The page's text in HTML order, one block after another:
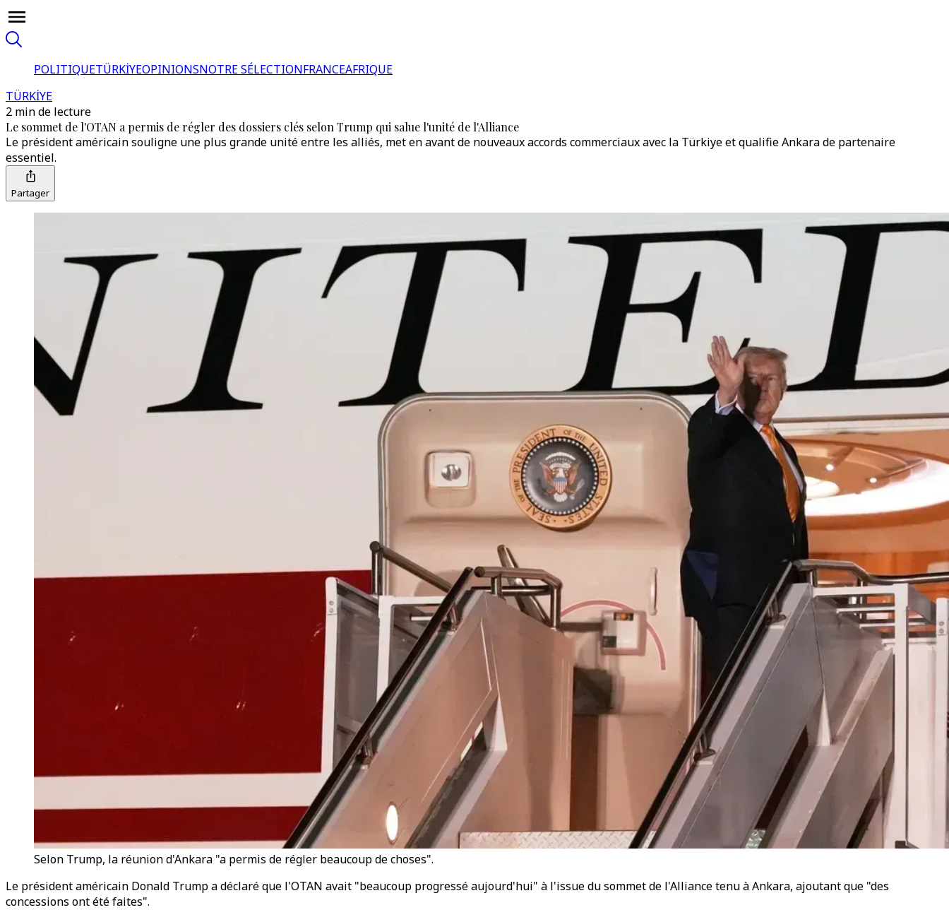
POLITIQUETÜRKİYEOPINIONSNOTRE SÉLECTIONFRANCEAFRIQUE
TÜRKİYE
2 min de lecture
Le sommet de l'OTAN a permis de régler des dossiers clés selon Trump qui salue l'unité de l'Alliance
Le président américain souligne une plus grande unité entre les alliés, met en avant de nouveaux accords commerciaux avec la Türkiye et qualifie Ankara de partenaire
essentiel.
Partager
Selon Trump, la réunion d'Ankara "a permis de régler beaucoup de choses".
Le président américain Donald Trump a déclaré que l'OTAN avait "beaucoup progressé aujourd'hui" à l'issue du sommet de l'Alliance tenu à Ankara, ajoutant que "des
concessions ont été faites".